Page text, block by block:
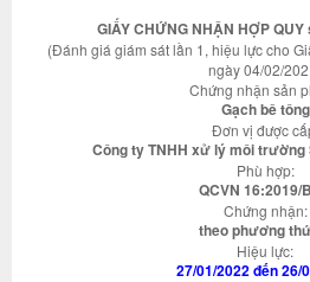
GIẤY CHỨNG NHẬN HỢP
(Đánh giá giám sát lần 1, hiệu lực cho
ngày 04/02/
Chứng nhận sản
Gạch bê tông
Đơn vị được
Công ty TNHH xử lý môi trường
Phù hợp:
QCVN 16:2019/
Chứng nhận:
theo phương
Hiệu lực:
27/01/2022 đến 26/